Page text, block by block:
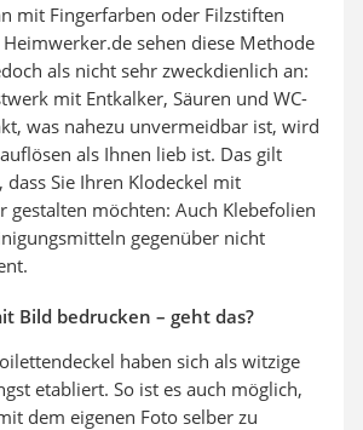
mit Fingerfarben oder Filzstiften
sehen diese Methode
als nicht sehr zweckdienlich an:
mit Entkalker, Säuren und WC-
was nahezu unvermeidbar ist, wird
als Ihnen lieb ist. Das gilt
dass Sie Ihren Klodeckel mit
gestalten möchten: Auch Klebefolien
gegenüber nicht
Bild bedrucken – geht das?
haben sich als witzige
etabliert. So ist es auch möglich,
dem eigenen Foto selber zu